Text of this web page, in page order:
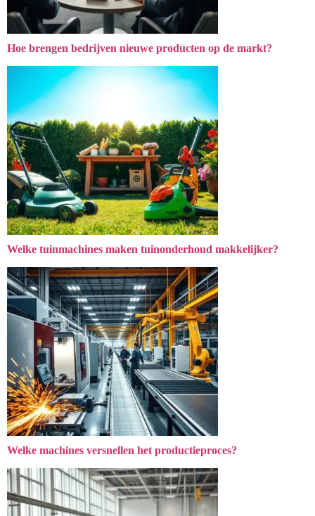
Hoe brengen bedrijven nieuwe producten op de markt?
Welke tuinmachines maken tuinonderhoud makkelijker?
Welke machines versnellen het productieproces?